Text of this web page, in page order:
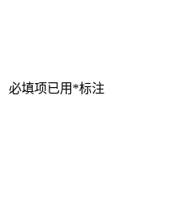
必填项已用 *标注